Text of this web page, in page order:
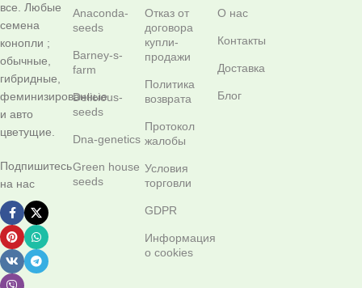
все. Любые
семена
конопли ;
обычные,
гибридные,
феминизированные
и авто
цветущие.
Подпишитесь
на нас
Anaconda-
seeds
Barney-s-
farm
Delicious-
seeds
Dna-genetics
Green house
seeds
Отказ от
договора
купли-
продажи
Политика
возврата
Протокол
жалобы
Условия
торговли
GDPR
Информация
о cookies
О нас
Контакты
Доставка
Блог